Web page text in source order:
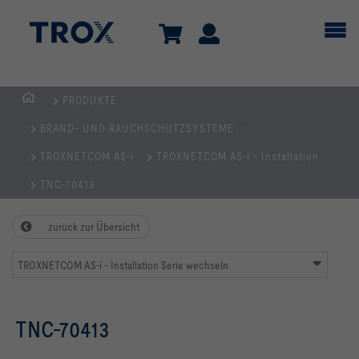
PRODUKTE
BRAND- UND RAUCHSCHUTZSYSTEME
TROXNETCOM AS-i TROXNETCOM AS-i - Installation
TNC-70413
zurück zur Übersicht
TROXNETCOM AS-i - Installation Serie wechseln
TNC-70413